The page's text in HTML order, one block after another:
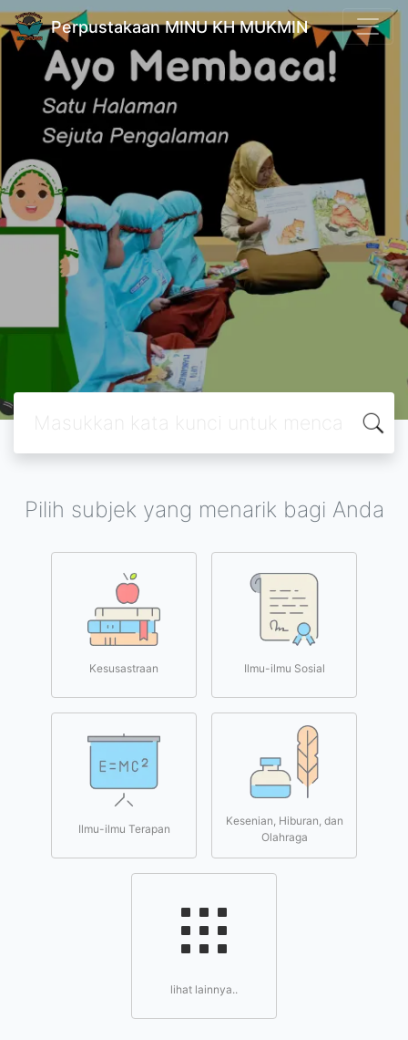
Perpustakaan MINU KH MUKMIN
Pilih subjek yang menarik bagi Anda
Kesusastraan Ilmu-ilmu Sosial
Ilmu-ilmu Terapan
Kesenian, Hiburan, dan
Olahraga
lihat lainnya..